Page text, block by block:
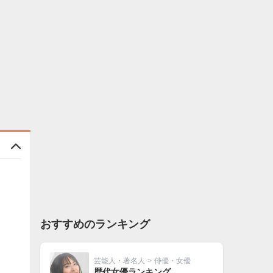
おすすめのランキング
芸能人・著名人 > 俳優・女優